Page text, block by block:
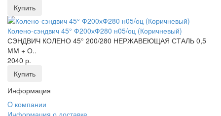
Купить
Колено-сэндвич 45° Ф200хФ280 н05/оц (Коричневый)
СЭНДВИЧ КОЛЕНО 45° 200/280 НЕРЖАВЕЮЩАЯ СТАЛЬ 0,5
ММ + О..
2040 р.
Купить
Информация
O компании